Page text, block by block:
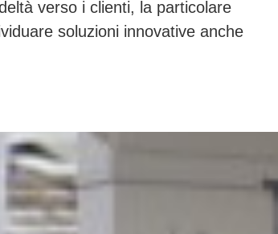
verso i clienti, la particolare
soluzioni innovative anche